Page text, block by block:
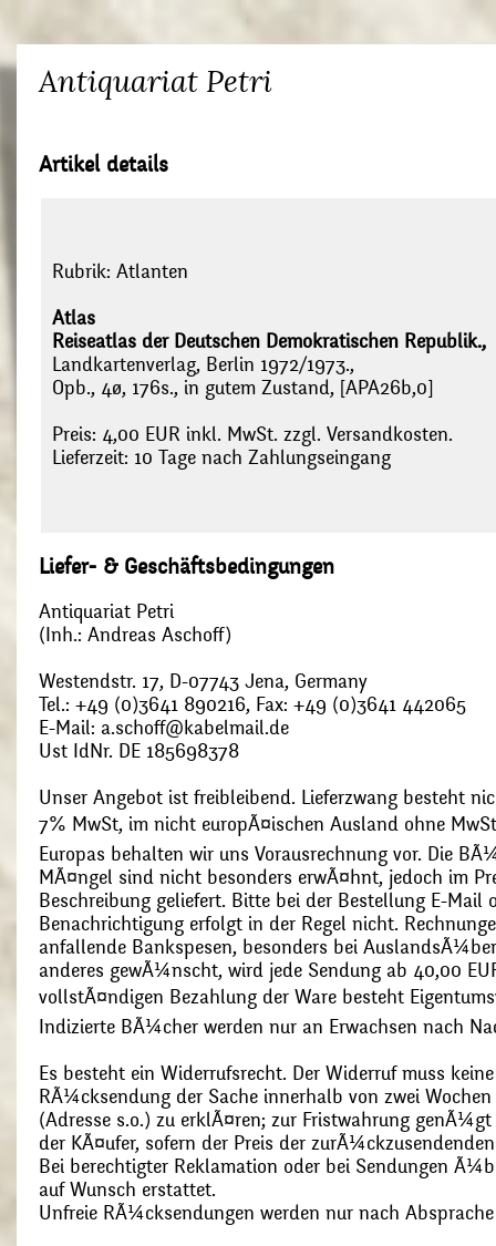
Antiquariat Petri
Artikel details
Rubrik: Atlanten
Atlas
Reiseatlas der Deutschen Demokratischen Republik.,
Landkartenverlag, Berlin 1972/1973.,
Opb., 4ø, 176s., in gutem Zustand, [APA26b,0]
Preis: 4,00 EUR inkl. MwSt. zzgl. Versandkosten.
Lieferzeit: 10 Tage nach Zahlungseingang
Liefer- & Geschäftsbedingungen
Antiquariat Petri
(Inh.: Andreas Aschoff)
Westendstr. 17, D-07743 Jena, Germany
Tel.: +49 (0)3641 890216, Fax: +49 (0)3641 442065
E-Mail: a.schoff@kabelmail.de
Ust IdNr. DE 185698378
Unser Angebot ist freibleibend. Lieferzwang besteht
7% MwSt, im nicht europÃ¤ischen Ausland ohne
Europas behalten wir uns Vorausrechnung vor. Die
MÃ¤ngel sind nicht besonders erwÃ¤hnt, jedoch im
Beschreibung geliefert. Bitte bei der Bestellung E-Mail
Benachrichtigung erfolgt in der Regel nicht.
anfallende Bankspesen, besonders bei
anderes gewÃ¼nscht, wird jede Sendung ab 40,00
vollstÃ¤ndigen Bezahlung der Ware besteht
Indizierte BÃ¼cher werden nur an Erwachsen nach
Es besteht ein Widerrufsrecht. Der Widerruf muss
RÃ¼cksendung der Sache innerhalb von zwei
(Adresse s.o.) zu erklÃ¤ren; zur Fristwahrung
der KÃ¤ufer, sofern der Preis der
Bei berechtigter Reklamation oder bei Sendungen
auf Wunsch erstattet.
Unfreie RÃ¼cksendungen werden nur nach